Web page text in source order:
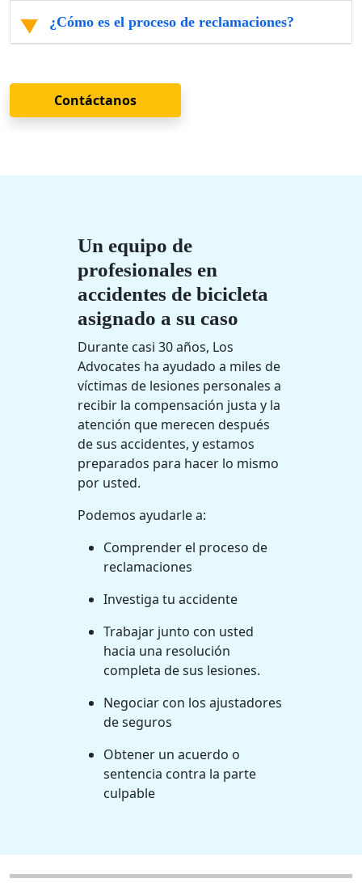
¿Cómo es el proceso de reclamaciones?
Contáctanos
Un equipo de
profesionales en
accidentes de bicicleta
asignado a su caso
Durante casi 30 años, Los
Advocates ha ayudado a miles de
víctimas de lesiones personales a
recibir la compensación justa y la
atención que merecen después
de sus accidentes, y estamos
preparados para hacer lo mismo
por usted.
Podemos ayudarle a:
Comprender el proceso de
reclamaciones
Investiga tu accidente
Trabajar junto con usted
hacia una resolución
completa de sus lesiones.
Negociar con los ajustadores
de seguros
Obtener un acuerdo o
sentencia contra la parte
culpable